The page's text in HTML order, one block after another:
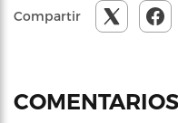
Compartir
COMENTARIOS